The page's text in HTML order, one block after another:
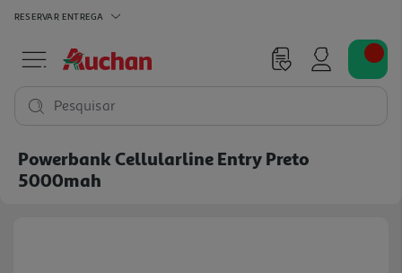
RESERVAR ENTREGA
Pesquisar
Powerbank Cellularline Entry Preto
5000mah